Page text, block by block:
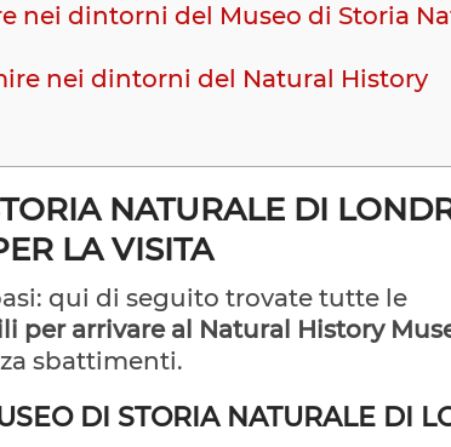
nei dintorni del Museo di Storia
nei dintorni del Natural History
NATURALE DI
LA VISITA
qui di seguito trovate tutte le
per arrivare al Natural History
sbattimenti.
DI STORIA NATURALE DI